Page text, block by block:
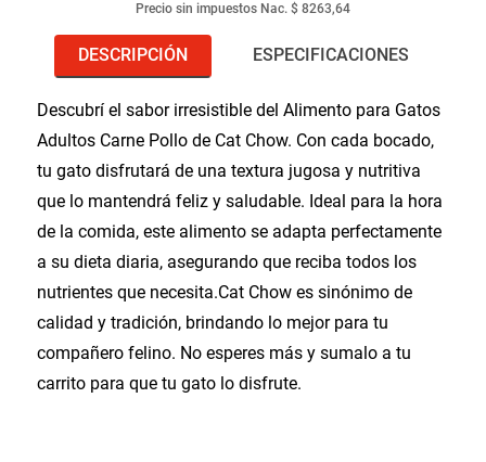
Precio sin impuestos Nac. $ 8263,64
DESCRIPCIÓN ESPECIFICACIONES
Descubrí el sabor irresistible del Alimento para Gatos
Adultos Carne Pollo de Cat Chow. Con cada bocado,
tu gato disfrutará de una textura jugosa y nutritiva
que lo mantendrá feliz y saludable. Ideal para la hora
de la comida, este alimento se adapta perfectamente
a su dieta diaria, asegurando que reciba todos los
nutrientes que necesita.Cat Chow es sinónimo de
calidad y tradición, brindando lo mejor para tu
compañero felino. No esperes más y sumalo a tu
carrito para que tu gato lo disfrute.